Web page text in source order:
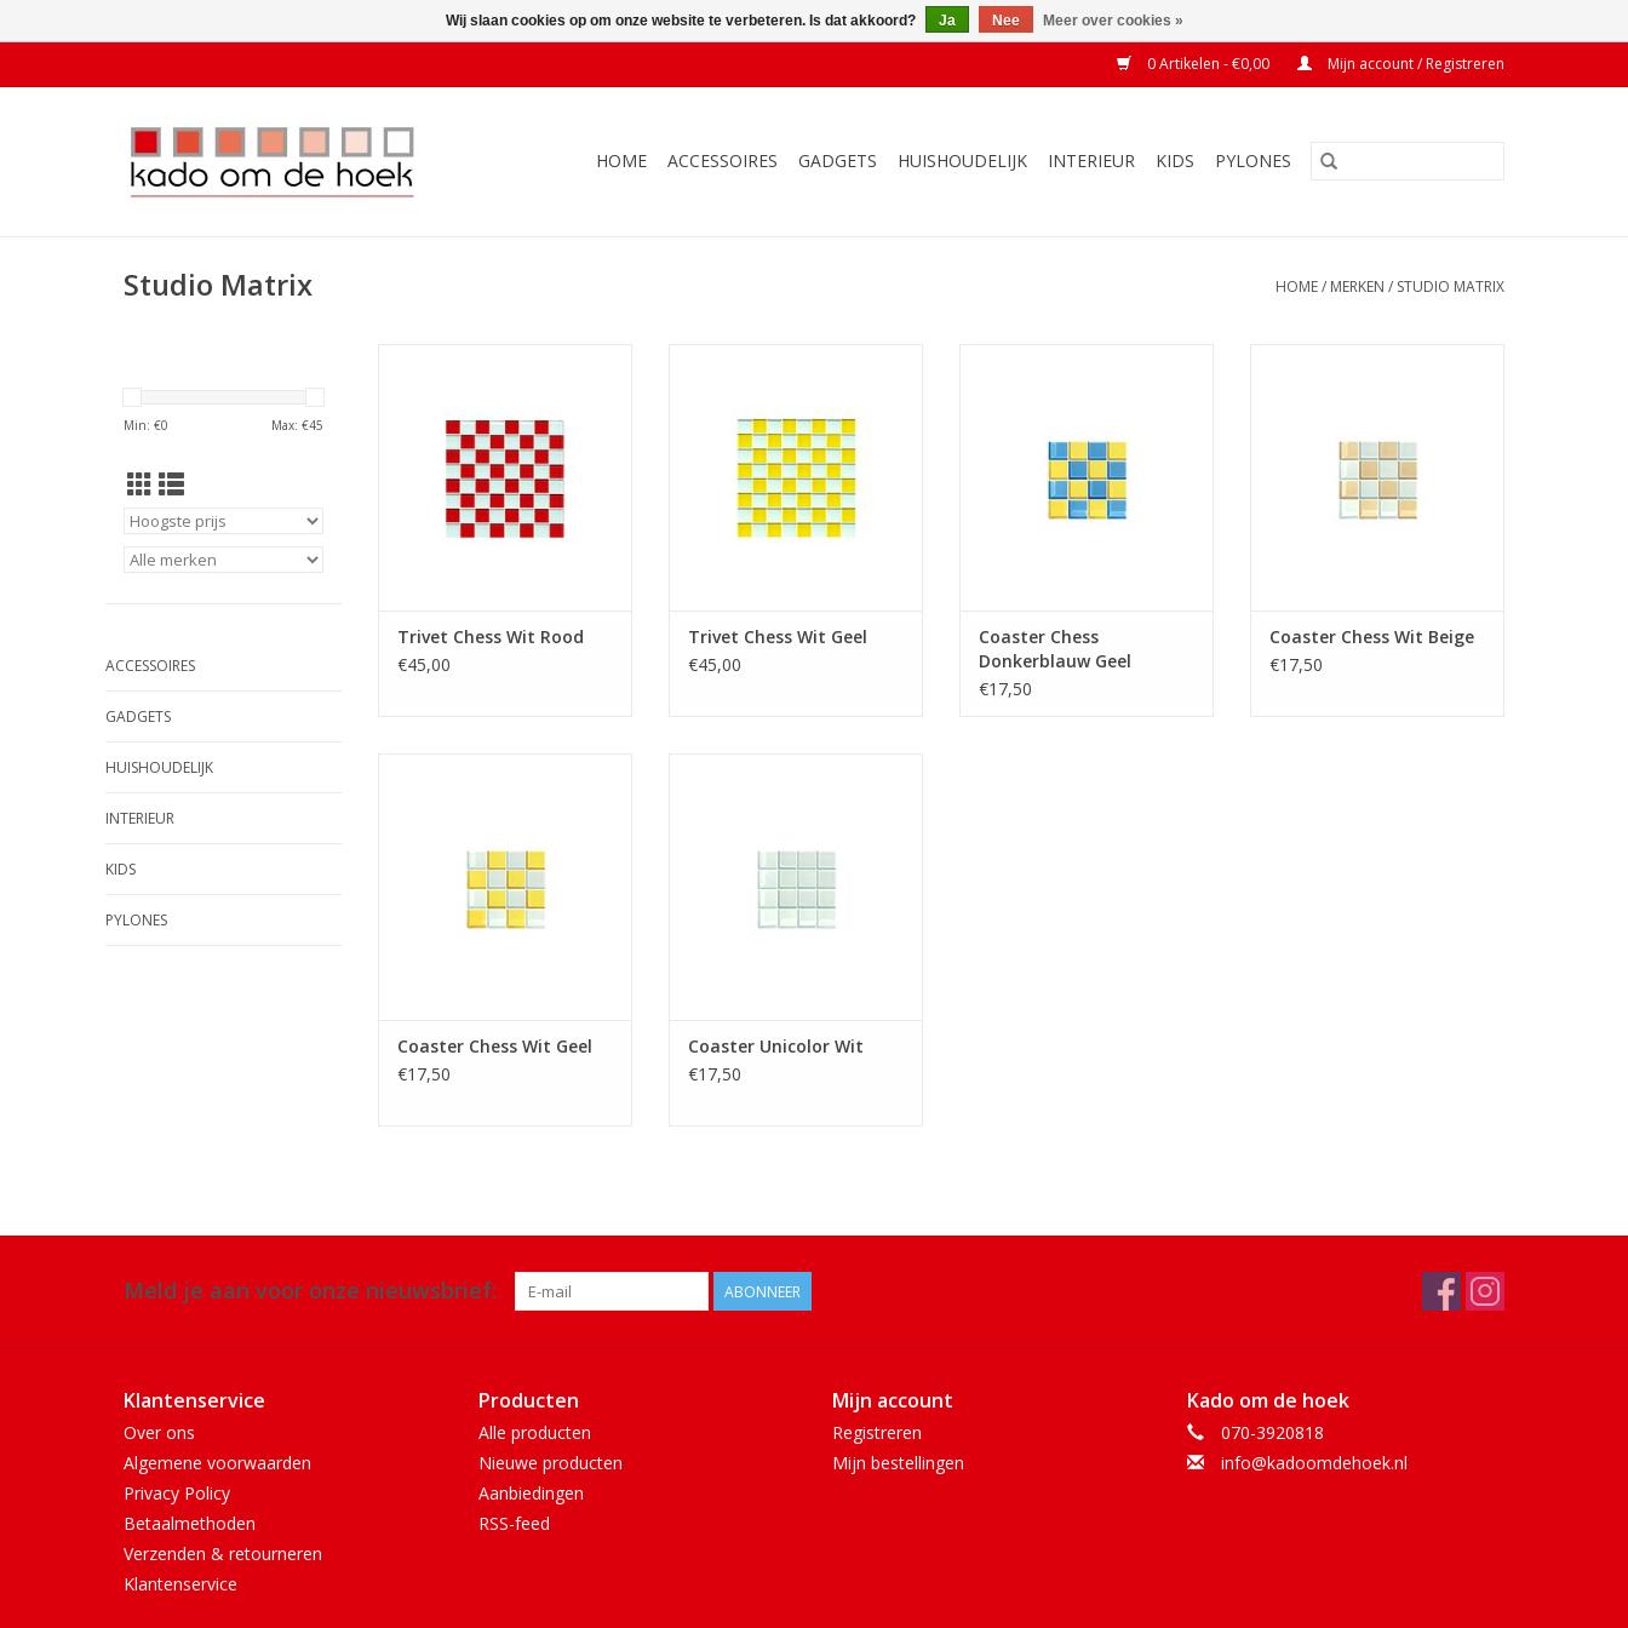
0 Artikelen - €0,00 Mijn account / Registreren
HOME ACCESSOIRES GADGETS HUISHOUDELIJK INTERIEUR KIDS PYLONES
Studio Matrix HOME/ MERKEN / STUDIO MATRIX
Min: €0 Max: €45
ACCESSOIRES
GADGETS
HUISHOUDELIJK
INTERIEUR
KIDS
PYLONES
Trivet Chess Wit Rood
€45,00
Trivet Chess Wit Geel
€45,00
Coaster Chess
Donkerblauw Geel
€17,50
Coaster Chess Wit Beige
€17,50
Coaster Chess Wit Geel
€17,50
Coaster Unicolor Wit
€17,50
Meld je aan voor onze nieuwsbrief: ABONNEER
Klantenservice
Over ons
Algemene voorwaarden
Privacy Policy
Betaalmethoden
Verzenden & retourneren
Klantenservice
Producten
Alle producten
Nieuwe producten
Aanbiedingen
RSS-feed
Mijn account
Registreren
Mijn bestellingen
Kado om de hoek
070-3920818
info@kadoomdehoek.nl
Wij slaan cookies op om onze website te verbeteren. Is dat akkoord? Ja Nee Meer over cookies »